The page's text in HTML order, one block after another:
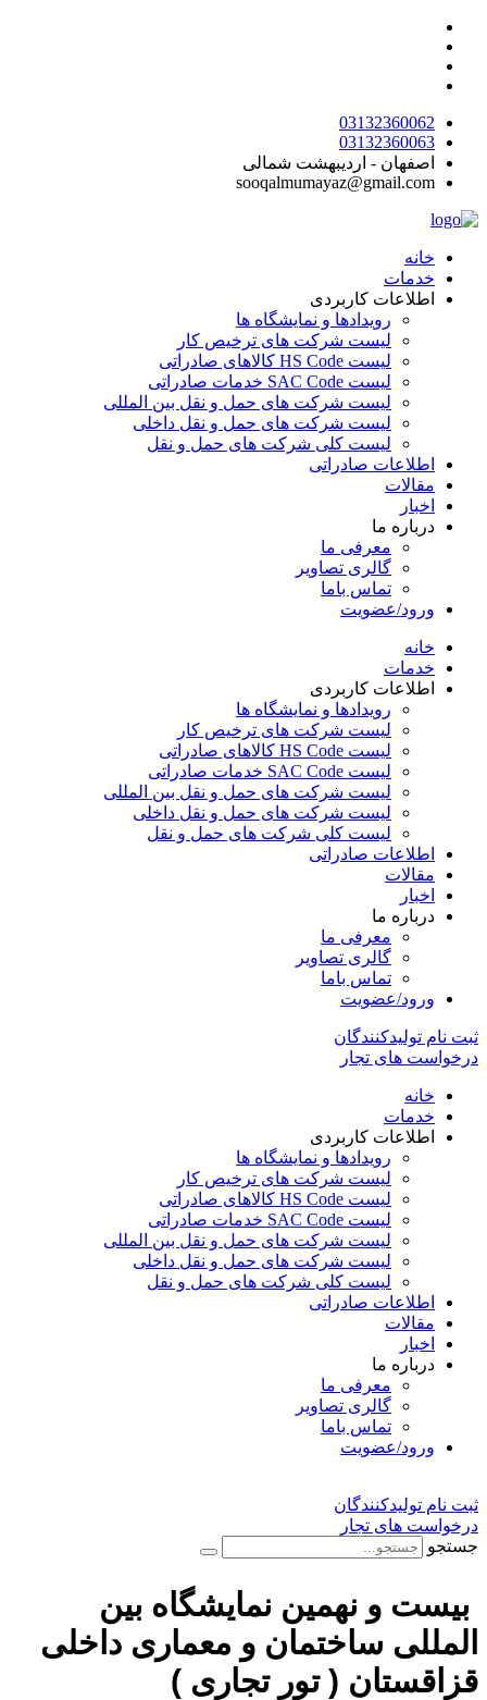
پرش
محتوا
03132360062
03132360063
اصفهان - اردیبهشت شمالی
sooqalmumayaz@gmail.com
خانه
خدمات
اطلاعات کاربردی
رویدادها و نمایشگاه ها
لیست شرکت های ترخیص کار
لیست HS Code کالاهای صادراتی
لیست SAC Code خدمات صادراتی
لیست شرکت های حمل و نقل بین المللی
لیست شرکت های حمل و نقل داخلی
لیست کلی شرکت های حمل و نقل
اطلاعات صادراتی
مقالات
اخبار
درباره ما
معرفی ما
گالری تصاویر
تماس باما
ورود/عضویت
خانه
خدمات
اطلاعات کاربردی
رویدادها و نمایشگاه ها
لیست شرکت های ترخیص کار
لیست HS Code کالاهای صادراتی
لیست SAC Code خدمات صادراتی
لیست شرکت های حمل و نقل بین المللی
لیست شرکت های حمل و نقل داخلی
لیست کلی شرکت های حمل و نقل
اطلاعات صادراتی
مقالات
اخبار
درباره ما
معرفی ما
گالری تصاویر
تماس باما
ورود/عضویت
ثبت نام تولیدکنندگان
درخواست های تجار
خانه
خدمات
اطلاعات کاربردی
رویدادها و نمایشگاه ها
لیست شرکت های ترخیص کار
لیست HS Code کالاهای صادراتی
لیست SAC Code خدمات صادراتی
لیست شرکت های حمل و نقل بین المللی
لیست شرکت های حمل و نقل داخلی
لیست کلی شرکت های حمل و نقل
اطلاعات صادراتی
مقالات
اخبار
درباره ما
معرفی ما
گالری تصاویر
تماس باما
ورود/عضویت
ثبت نام تولیدکنندگان
درخواست های تجار
جستجو
بیست و نهمین نمایشگاه بین
المللی ساختمان و معماری داخلی
قزاقستان ( تور تجاری )